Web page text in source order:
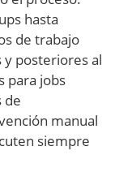
hasta
de trabajo
y posteriores al
para jobs
de
manual
siempre